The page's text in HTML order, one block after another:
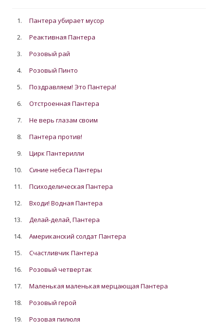
1.
Пантера убирает мусор
2.
Реактивная Пантера
3.
Розовый рай
4.
Розовый Пинто
5.
Поздравляем! Это Пантера!
6.
Отстроенная Пантера
7.
Не верь глазам своим
8.
Пантера против!
9.
Цирк Пантерилли
10.
Синие небеса Пантеры
11.
Психоделическая Пантера
12.
Входи! Водная Пантера
13.
Делай-делай, Пантера
14.
Американский солдат Пантера
15.
Счастливчик Пантера
16.
Розовый четвертак
17.
Маленькая маленькая мерцающая Пантера
18.
Розовый герой
19.
Розовая пилюля